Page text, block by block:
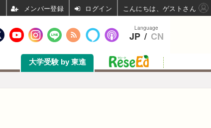
大学受験 by 東進
Language
JP / CN
ログイン こんにちは、ゲストさん